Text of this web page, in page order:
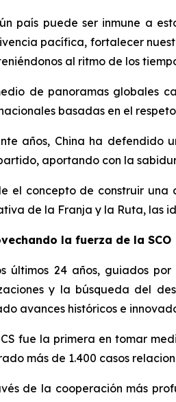
país puede ser inmune a
pacífica, fortalecer
al ritmo de los
de panoramas globales
basadas en el
años, China ha defendido
aportando con la
el concepto de construir
de la Franja y la Ruta, las
la fuerza de la SCO
últimos 24 años, guiados
y la búsqueda del
avances históricos e
fue la primera en tomar
más de 1.400 casos
de la cooperación más